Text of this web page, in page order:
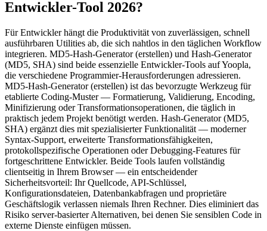
Entwickler-Tool 2026?
Für Entwickler hängt die Produktivität von zuverlässigen, schnell
ausführbaren Utilities ab, die sich nahtlos in den täglichen Workflow
integrieren. MD5-Hash-Generator (erstellen) und Hash-Generator
(MD5, SHA) sind beide essenzielle Entwickler-Tools auf Yoopla,
die verschiedene Programmier-Herausforderungen adressieren.
MD5-Hash-Generator (erstellen) ist das bevorzugte Werkzeug für
etablierte Coding-Muster — Formatierung, Validierung, Encoding,
Minifizierung oder Transformationsoperationen, die täglich in
praktisch jedem Projekt benötigt werden. Hash-Generator (MD5,
SHA) ergänzt dies mit spezialisierter Funktionalität — moderner
Syntax-Support, erweiterte Transformationsfähigkeiten,
protokollspezifische Operationen oder Debugging-Features für
fortgeschrittene Entwickler. Beide Tools laufen vollständig
clientseitig in Ihrem Browser — ein entscheidender
Sicherheitsvorteil: Ihr Quellcode, API-Schlüssel,
Konfigurationsdateien, Datenbankabfragen und proprietäre
Geschäftslogik verlassen niemals Ihren Rechner. Dies eliminiert das
Risiko server-basierter Alternativen, bei denen Sie sensiblen Code in
externe Dienste einfügen müssen.